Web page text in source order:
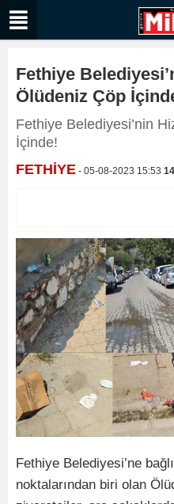
Fethiye
Ölüdeniz Çöp
Fethiye Belediyesi’nin
İçinde!
FETHİYE - 05-08-2023 15:53
Fethiye Belediyesi’ne
noktalarından biri olan